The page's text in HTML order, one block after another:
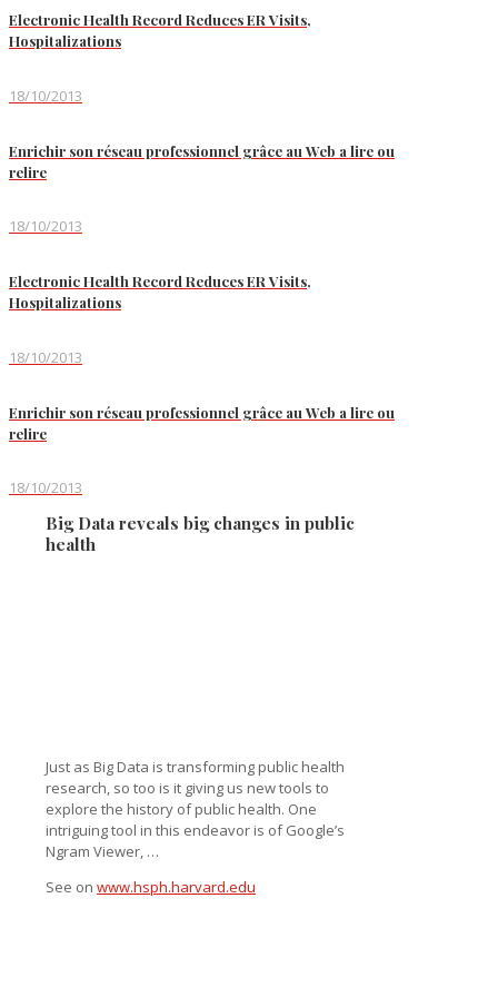
Electronic Health Record Reduces ER Visits,
Hospitalizations
18/10/2013
Enrichir son réseau professionnel grâce au Web a lire ou
relire
18/10/2013
Electronic Health Record Reduces ER Visits,
Hospitalizations
18/10/2013
Enrichir son réseau professionnel grâce au Web a lire ou
relire
18/10/2013
Big Data reveals big changes in public
health
Just as Big Data is transforming public health
research, so too is it giving us new tools to
explore the history of public health. One
intriguing tool in this endeavor is of Google’s
Ngram Viewer, …
See on www.hsph.harvard.edu